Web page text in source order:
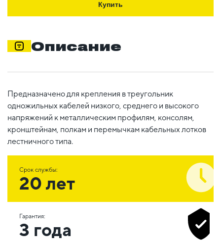
Купить
Описание
Предназначено для крепления в треугольник
одножильных кабелей низкого, среднего и высокого
напряжений к металлическим профилям, консолям,
кронштейнам, полкам и перемычкам кабельных лотков
лестничного типа.
Срок службы:
20 лет
Гарантия:
3 года